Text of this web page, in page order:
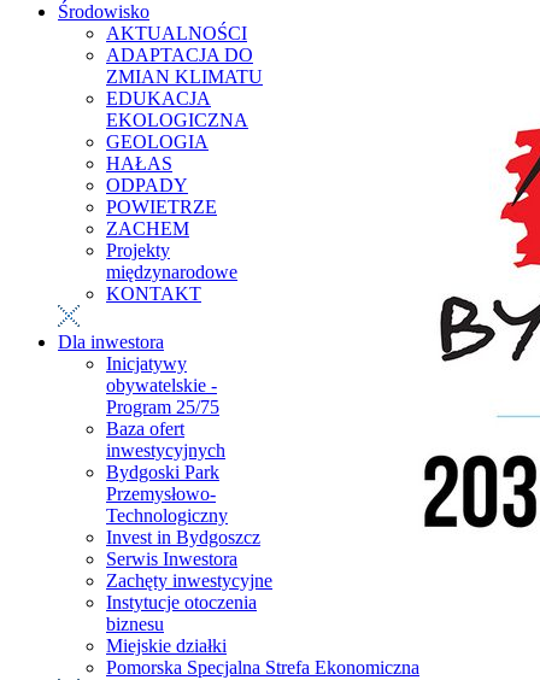
Środowisko
AKTUALNOŚCI
ADAPTACJA DO
ZMIAN KLIMATU
EDUKACJA
EKOLOGICZNA
GEOLOGIA
HAŁAS
ODPADY
POWIETRZE
ZACHEM
Projekty
międzynarodowe
KONTAKT
Dla inwestora
Inicjatywy
obywatelskie -
Program 25/75
Baza ofert
inwestycyjnych
Bydgoski Park
Przemysłowo-
Technologiczny
Invest in Bydgoszcz
Serwis Inwestora
Zachęty inwestycyjne
Instytucje otoczenia
biznesu
Miejskie działki
Pomorska Specjalna Strefa Ekonomiczna